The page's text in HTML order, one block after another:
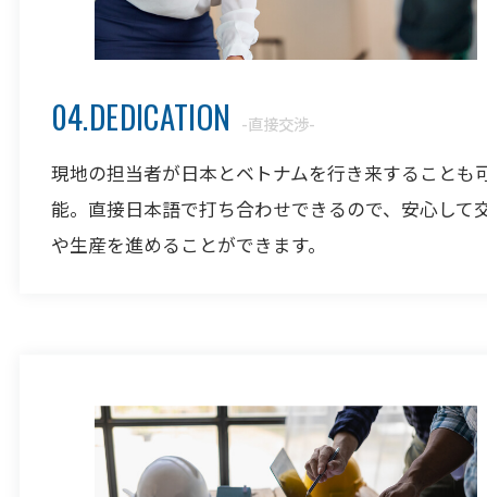
04.DEDICATION -直接交渉-
現地の担当者が日本とベトナムを行き来することも
能。直接日本語で打ち合わせできるので、安心して
や生産を進めることができます。